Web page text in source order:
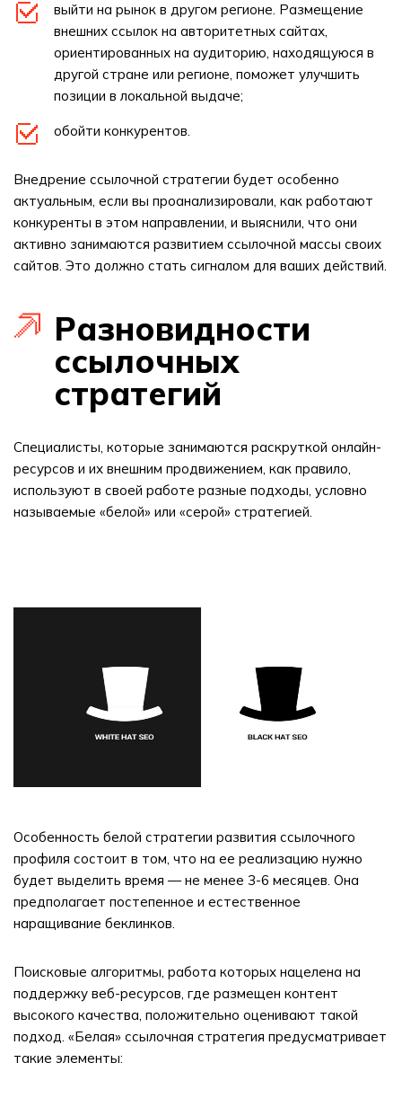
выйти на рынок в другом регионе. Размещение
внешних ссылок на авторитетных сайтах,
ориентированных на аудиторию, находящуюся в
другой стране или регионе, поможет улучшить
позиции в локальной выдаче;
обойти конкурентов.
Внедрение ссылочной стратегии будет особенно
актуальным, если вы проанализировали, как работают
конкуренты в этом направлении, и выяснили, что они
активно занимаются развитием ссылочной массы своих
сайтов. Это должно стать сигналом для ваших действий.
Разновидности
ссылочных
стратегий
Специалисты, которые занимаются раскруткой онлайн-
ресурсов и их внешним продвижением, как правило,
используют в своей работе разные подходы, условно
называемые «белой» или «серой» стратегией.
Особенность белой стратегии развития ссылочного
профиля состоит в том, что на ее реализацию нужно
будет выделить время — не менее 3-6 месяцев. Она
предполагает постепенное и естественное
наращивание беклинков.
Поисковые алгоритмы, работа которых нацелена на
поддержку веб-ресурсов, где размещен контент
высокого качества, положительно оценивают такой
подход. «Белая» ссылочная стратегия предусматривает
такие элементы: